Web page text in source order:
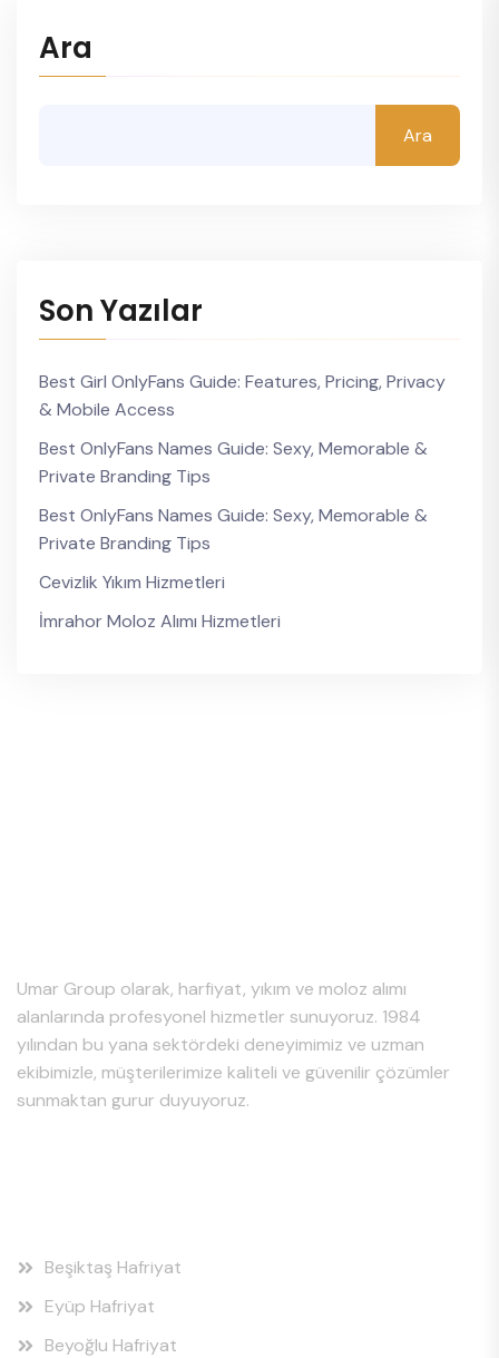
Ara
Ara
Son Yazılar
Best Girl OnlyFans Guide: Features, Pricing, Privacy
& Mobile Access
Best OnlyFans Names Guide: Sexy, Memorable &
Private Branding Tips
Best OnlyFans Names Guide: Sexy, Memorable &
Private Branding Tips
Cevizlik Yıkım Hizmetleri
İmrahor Moloz Alımı Hizmetleri
Umar Group olarak, harfiyat, yıkım ve moloz alımı
alanlarında profesyonel hizmetler sunuyoruz. 1984
yılından bu yana sektördeki deneyimimiz ve uzman
ekibimizle, müşterilerimize kaliteli ve güvenilir çözümler
sunmaktan gurur duyuyoruz.
Beşiktaş Hafriyat
Eyüp Hafriyat
Beyoğlu Hafriyat